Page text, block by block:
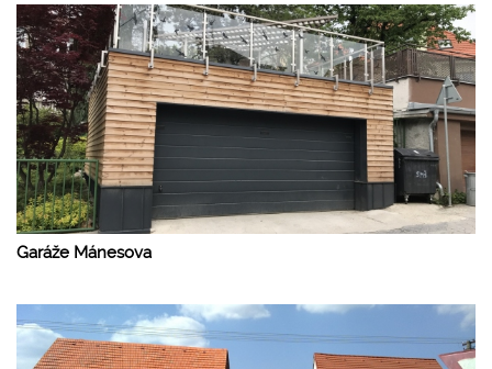
Garáže Mánesova